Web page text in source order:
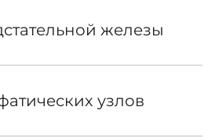
железы
узлов